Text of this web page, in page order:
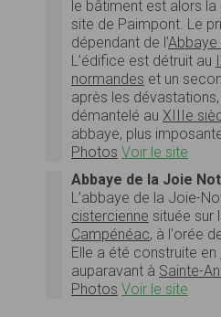
le bâtiment est alors
site de Paimpont. Le
dépendant de l’Abbaye
L’édifice est détruit au
normandes et un
après les
démantelé au XIIIe
abbaye, plus
Photos Voir le site
Abbaye de la Joie
L’abbaye de la Joie-
cistercienne située sur
Campénéac, à l'orée
Elle a été construite en
auparavant à Sainte-
Photos Voir le site